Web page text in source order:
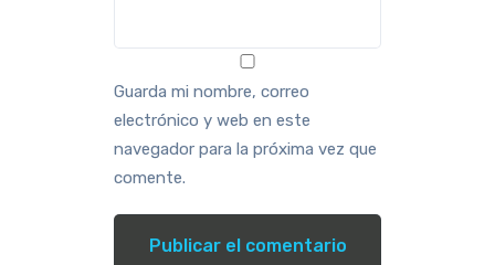
Guarda mi nombre, correo
electrónico y web en este
navegador para la próxima vez que
comente.